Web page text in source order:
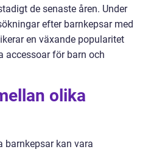
de senaste åren. Under
efter barnkepsar med
en växande popularitet
accessoar för barn och
olika
barnkepsar kan vara